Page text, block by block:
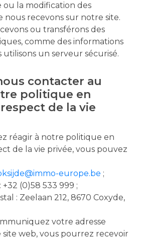
ou la modification des
nous recevons sur notre site.
ou transférons des
comme des informations
utilisons un serveur sécurisé.
contacter au
politique en
de la vie
réagir à notre politique en
de la vie privée, vous pouvez
europe.be ;
(0)58 533 999 ;
: Zeelaan 212, 8670 Coxyde,
votre adresse
site web, vous pourrez recevoir